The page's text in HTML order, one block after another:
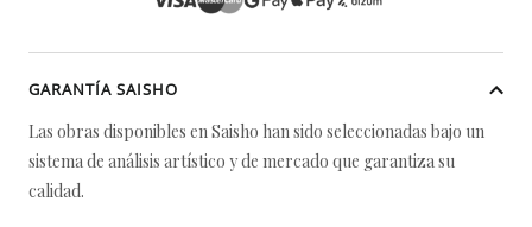
GARANTÍA SAISHO
Las obras disponibles en Saisho han sido seleccionadas bajo un
sistema de análisis artístico y de mercado que garantiza su
calidad.